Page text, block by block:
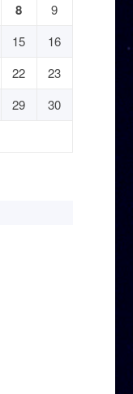
8
9
15
16
22
23
29
30